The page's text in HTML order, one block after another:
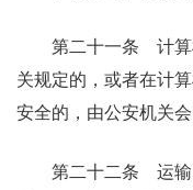
第二十一条 计算
关规定的，或者在计
安全的，由公安机关
第二十二条 运输